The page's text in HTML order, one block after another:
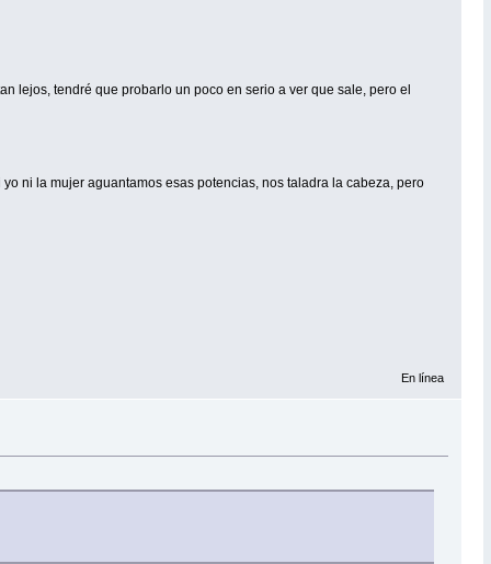
lejos, tendré que probarlo un poco en serio a ver que sale, pero el
ni la mujer aguantamos esas potencias, nos taladra la cabeza, pero
En línea